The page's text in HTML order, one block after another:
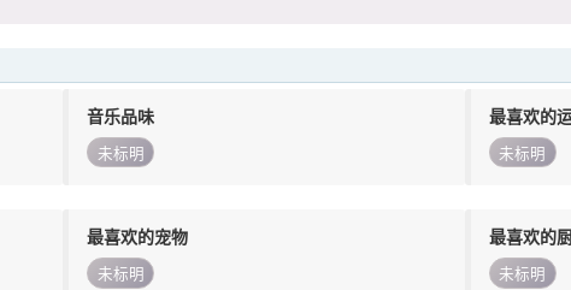
音乐品味
未标明
最喜欢的
未标明
最喜欢的宠物
未标明
最喜欢的
未标明